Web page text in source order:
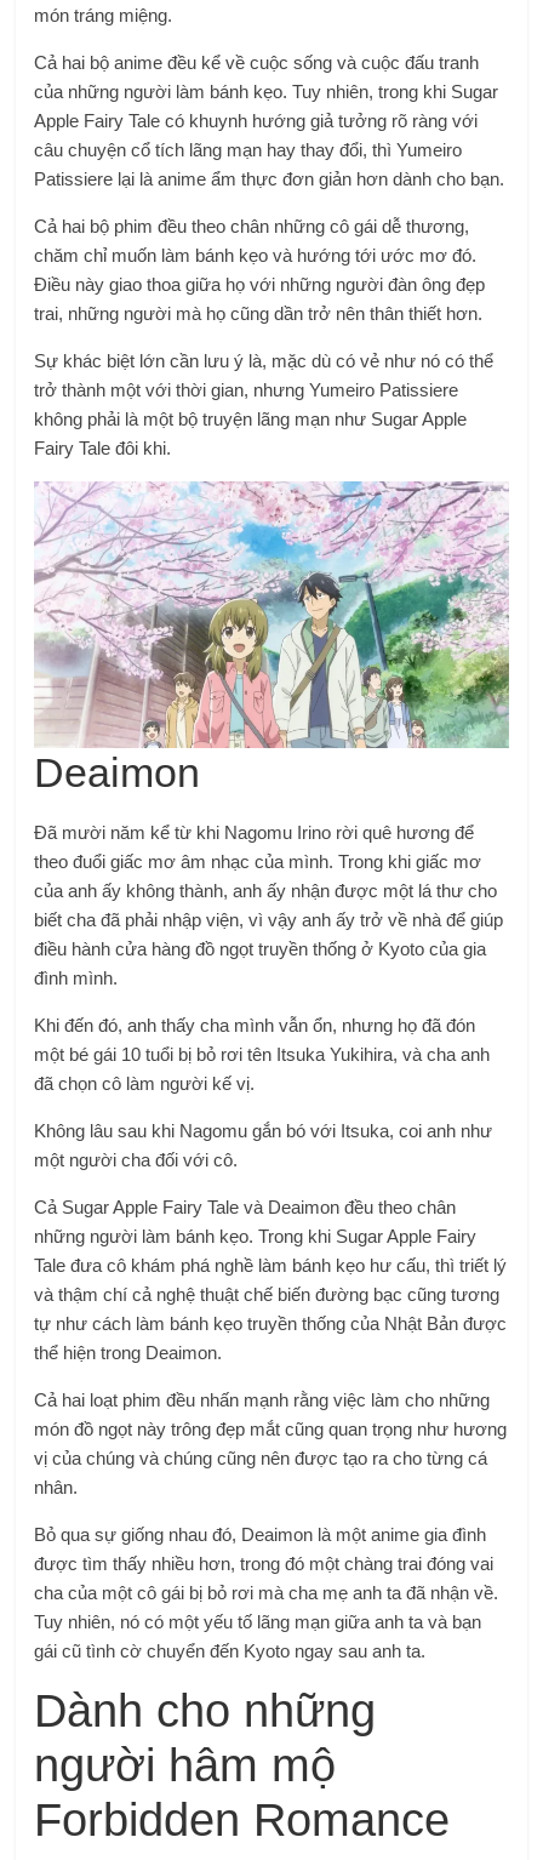
món tráng miệng.
Cả hai bộ anime đều kể về cuộc sống và cuộc đấu tranh
của những người làm bánh kẹo. Tuy nhiên, trong khi Sugar
Apple Fairy Tale có khuynh hướng giả tưởng rõ ràng với
câu chuyện cổ tích lãng mạn hay thay đổi, thì Yumeiro
Patissiere lại là anime ẩm thực đơn giản hơn dành cho bạn.
Cả hai bộ phim đều theo chân những cô gái dễ thương,
chăm chỉ muốn làm bánh kẹo và hướng tới ước mơ đó.
Điều này giao thoa giữa họ với những người đàn ông đẹp
trai, những người mà họ cũng dần trở nên thân thiết hơn.
Sự khác biệt lớn cần lưu ý là, mặc dù có vẻ như nó có thể
trở thành một với thời gian, nhưng Yumeiro Patissiere
không phải là một bộ truyện lãng mạn như Sugar Apple
Fairy Tale đôi khi.
Deaimon
Đã mười năm kể từ khi Nagomu Irino rời quê hương để
theo đuổi giấc mơ âm nhạc của mình. Trong khi giấc mơ
của anh ấy không thành, anh ấy nhận được một lá thư cho
biết cha đã phải nhập viện, vì vậy anh ấy trở về nhà để giúp
điều hành cửa hàng đồ ngọt truyền thống ở Kyoto của gia
đình mình.
Khi đến đó, anh thấy cha mình vẫn ổn, nhưng họ đã đón
một bé gái 10 tuổi bị bỏ rơi tên Itsuka Yukihira, và cha anh
đã chọn cô làm người kế vị.
Không lâu sau khi Nagomu gắn bó với Itsuka, coi anh như
một người cha đối với cô.
Cả Sugar Apple Fairy Tale và Deaimon đều theo chân
những người làm bánh kẹo. Trong khi Sugar Apple Fairy
Tale đưa cô khám phá nghề làm bánh kẹo hư cấu, thì triết lý
và thậm chí cả nghệ thuật chế biến đường bạc cũng tương
tự như cách làm bánh kẹo truyền thống của Nhật Bản được
thể hiện trong Deaimon.
Cả hai loạt phim đều nhấn mạnh rằng việc làm cho những
món đồ ngọt này trông đẹp mắt cũng quan trọng như hương
vị của chúng và chúng cũng nên được tạo ra cho từng cá
nhân.
Bỏ qua sự giống nhau đó, Deaimon là một anime gia đình
được tìm thấy nhiều hơn, trong đó một chàng trai đóng vai
cha của một cô gái bị bỏ rơi mà cha mẹ anh ta đã nhận về.
Tuy nhiên, nó có một yếu tố lãng mạn giữa anh ta và bạn
gái cũ tình cờ chuyển đến Kyoto ngay sau anh ta.
Dành cho những
người hâm mộ
Forbidden Romance